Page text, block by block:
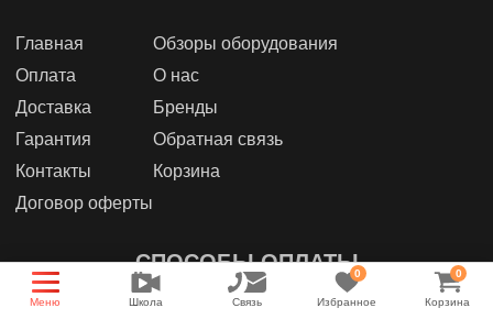
Главная
Оплата
Доставка
Гарантия
Контакты
Договор оферты
Обзоры оборудования
О нас
Бренды
Обратная связь
Корзина
СПОСОБЫ ОПЛАТЫ
Меню Школа Связь
0
Избранное
0
Корзина